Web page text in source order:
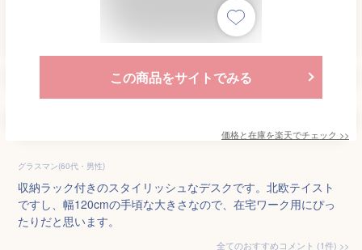
この商品をサイトでみる
価格と在庫を楽天でチェック >>
グラスマン(60代・男性)
収納ラック付きのスタイリッシュなデスクです。北欧テイスト
ですし、幅120cmの手頃な大きさなので、在宅ワーク用にぴっ
たりだと思います。
全てのおすすめコメント (1件) >